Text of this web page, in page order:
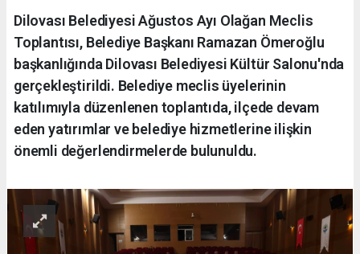
Dilovası Belediyesi Ağustos Ayı Olağan Meclis
Toplantısı, Belediye Başkanı Ramazan Ömeroğlu
başkanlığında Dilovası Belediyesi Kültür Salonu'nda
gerçekleştirildi. Belediye meclis üyelerinin
katılımıyla düzenlenen toplantıda, ilçede devam
eden yatırımlar ve belediye hizmetlerine ilişkin
önemli değerlendirmelerde bulunuldu.